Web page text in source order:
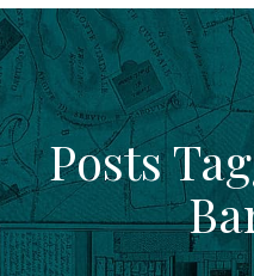
Posts